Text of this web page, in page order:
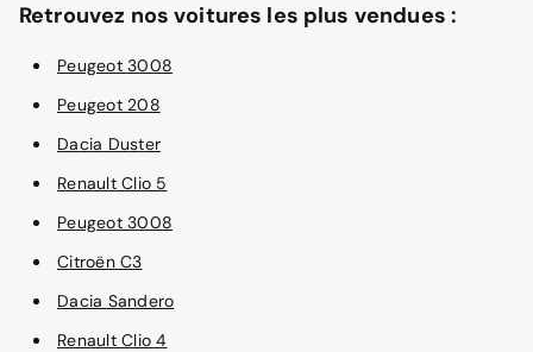
Retrouvez nos voitures les plus vendues :
Peugeot 3008
Peugeot 208
Dacia Duster
Renault Clio 5
Peugeot 3008
Citroën C3
Dacia Sandero
Renault Clio 4